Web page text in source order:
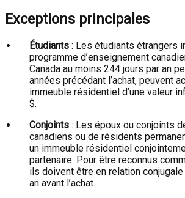
Exceptions principales
Étudiants : Les étudiants étrangers
programme d’enseignement
Canada au moins 244 jours par an
années précédant l’achat, peuvent
immeuble résidentiel d’une valeur
$.
Conjoints : Les époux ou conjoints
canadiens ou de résidents
un immeuble résidentiel
partenaire. Pour être reconnus
ils doivent être en relation
an avant l’achat.